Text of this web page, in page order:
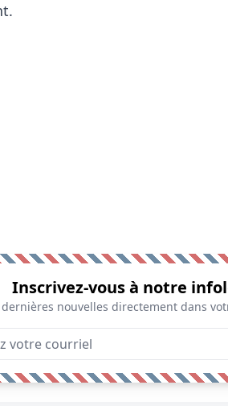
Inscrivez-vous à notre
dernières nouvelles directement dans